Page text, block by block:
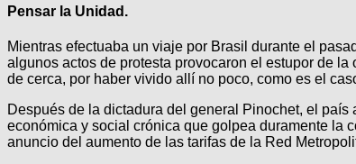
Pensar la Unidad.
Mientras efectuaba un viaje por Brasil durante el
algunos actos de protesta provocaron el estupor de
de cerca, por haber vivido allí no poco, como es el
Después de la dictadura del general Pinochet, el
económica y social crónica que golpea duramente la
anuncio del aumento de las tarifas de la Red